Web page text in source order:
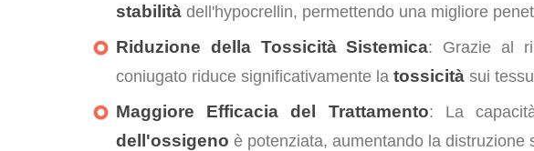
stabilità dell'hypocrellin, permettendo una migliore
Riduzione della Tossicità Sistemica: Grazie al
coniugato riduce significativamente la tossicità sui
Maggiore Efficacia del Trattamento: La
dell'ossigeno è potenziata, aumentando la distruzione